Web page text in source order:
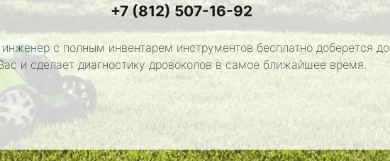
+7 (812) 507-16-92
с полным инвентарем инструментов бесплатно доберется до
и сделает диагностику дровоколов в самое ближайшее время.